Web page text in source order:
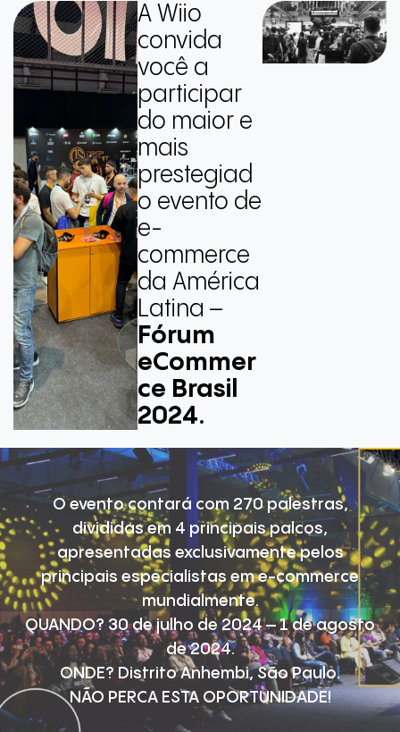
A Wiio
convida
você a
participar
do maior e
mais
prestegiad
o evento de
e-
commerce
da América
Latina –
Fórum
eCommer
ce Brasil
2024.
O evento contará com 270 palestras,
divididas em 4 principais palcos,
apresentadas exclusivamente pelos
principais especialistas em e-commerce
mundialmente.
QUANDO? 30 de julho de 2024 – 1 de agosto
de 2024.
ONDE? Distrito Anhembi, São Paulo.
NÃO PERCA ESTA OPORTUNIDADE!